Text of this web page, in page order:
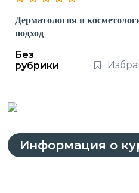
Дерматология и
подход
Без
рубрики
Информация о